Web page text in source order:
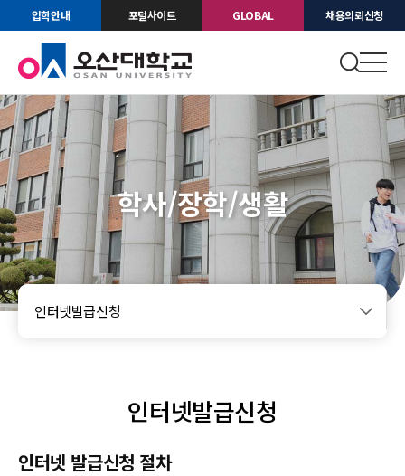
입학안내 포털사이트 GLOBAL 채용의뢰신청
학사/장학/생활
인터넷발급신청
인터넷발급신청
인터넷 발급신청 절차